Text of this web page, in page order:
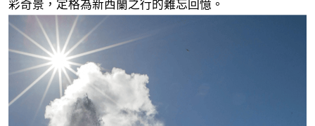
彩奇景，定格為新西蘭之行的難忘回憶。